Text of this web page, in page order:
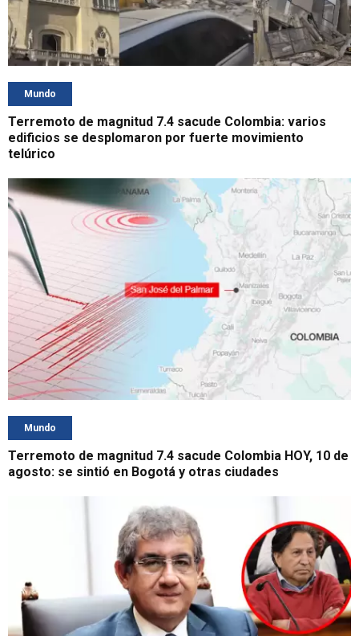
Mundo
Terremoto de magnitud 7.4 sacude Colombia: varios
edificios se desplomaron por fuerte movimiento
telúrico
Mundo
Terremoto de magnitud 7.4 sacude Colombia HOY, 10 de
agosto: se sintió en Bogotá y otras ciudades